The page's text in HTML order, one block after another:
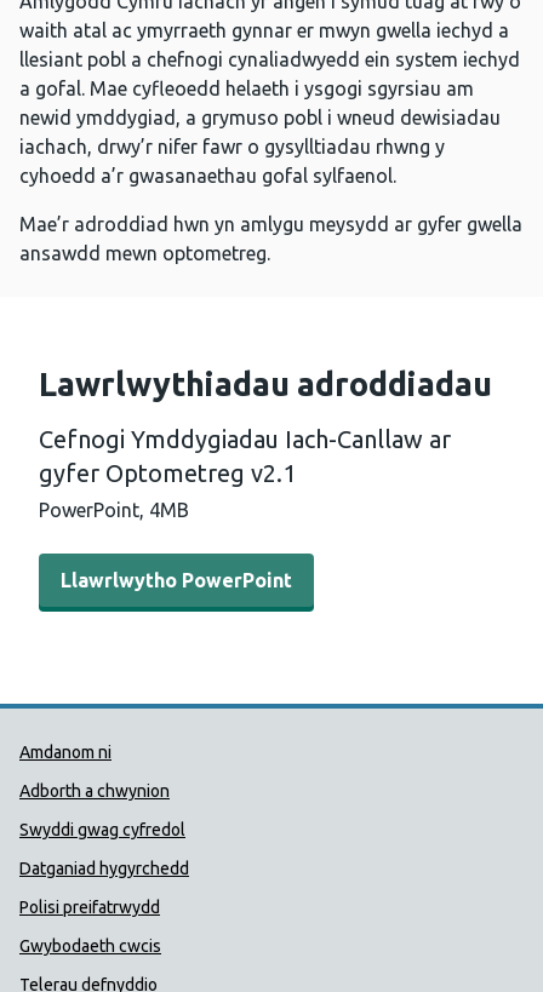
waith atal ac ymyrraeth gynnar er mwyn gwella iechyd a
llesiant pobl a chefnogi cynaliadwyedd ein system iechyd
a gofal. Mae cyfleoedd helaeth i ysgogi sgyrsiau am
newid ymddygiad, a grymuso pobl i wneud dewisiadau
iachach, drwy’r nifer fawr o gysylltiadau rhwng y
cyhoedd a’r gwasanaethau gofal sylfaenol.
Mae’r adroddiad hwn yn amlygu meysydd ar gyfer gwella
ansawdd mewn optometreg.
Lawrlwythiadau adroddiadau
Cefnogi Ymddygiadau Iach-Canllaw ar
gyfer Optometreg v2.1
PowerPoint, 4MB
Llawrlwytho PowerPoint - Cefnogi Ymddygiadau Iach-
Llawrlwytho PowerPoint
Dolenni Cymorth Iechyd
Amdanom ni
Adborth a chwynion
Swyddi gwag cyfredol
Datganiad hygyrchedd
Polisi preifatrwydd
Gwybodaeth cwcis
Telerau defnyddio